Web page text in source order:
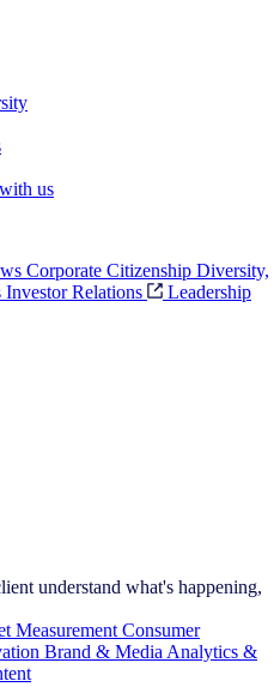
us
Corporate Citizenship Diversity,
Investor Relations
Leadership
understand what's happening,
Measurement Consumer
Brand & Media Analytics &